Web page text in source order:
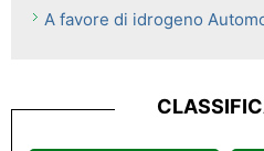
A favore di idrogeno